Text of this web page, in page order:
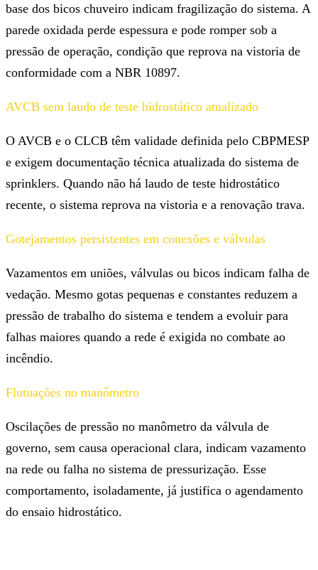
base dos bicos chuveiro indicam fragilização do sistema. A
parede oxidada perde espessura e pode romper sob a
pressão de operação, condição que reprova na vistoria de
conformidade com a NBR 10897.
AVCB sem laudo de teste hidrostático atualizado
O AVCB e o CLCB têm validade definida pelo CBPMESP
e exigem documentação técnica atualizada do sistema de
sprinklers. Quando não há laudo de teste hidrostático
recente, o sistema reprova na vistoria e a renovação trava.
Gotejamentos persistentes em conexões e válvulas
Vazamentos em uniões, válvulas ou bicos indicam falha de
vedação. Mesmo gotas pequenas e constantes reduzem a
pressão de trabalho do sistema e tendem a evoluir para
falhas maiores quando a rede é exigida no combate ao
incêndio.
Flutuações no manômetro
Oscilações de pressão no manômetro da válvula de
governo, sem causa operacional clara, indicam vazamento
na rede ou falha no sistema de pressurização. Esse
comportamento, isoladamente, já justifica o agendamento
do ensaio hidrostático.